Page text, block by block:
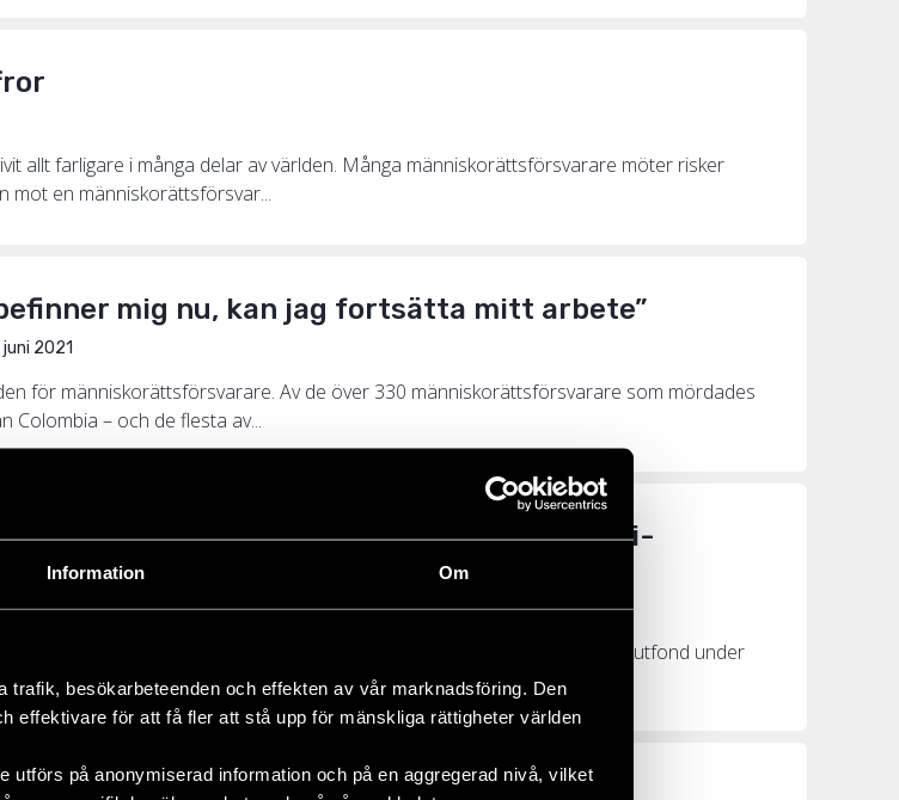
Information Om
besökarbeteenden och effekten av vår marknadsföring. Den
effektivare för att få fler att stå upp för mänskliga rättigheter världen
utförs på anonymiserad information och på en aggregerad nivå, vilket
allt farligare i många delar av världen. Många människorättsförsvarare möter risker
mot en människorättsförsvar...
mig nu, kan jag fortsätta mitt arbete”
juni 2021
för människorättsförsvarare. Av de över 330 människorättsförsvarare som mördades
Colombia – och de flesta av...
aktivism. Jag har fortsatt kämpa för hbtqi-
15 juni 2021
Asani var en av de 730 människorättsförsvarare som fick stöd från vår Akutfond under
United Tetovo North Macedonia och ...